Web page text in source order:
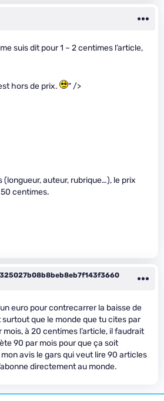
suis dit pour 1 ~ 2 centimes l’article,
hors de prix. " />
auteur, rubrique…), le prix
centimes.
euro pour contrecarrer la baisse de
surtout que le monde que tu cites par
mois, à 20 centimes l’article, il faudrait
90 par mois pour que ça soit
avis le gars qui veut lire 90 articles
directement au monde.